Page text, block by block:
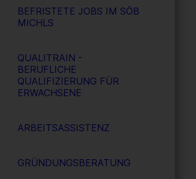
BEFRISTETE JOBS IM SÖB
MICHLS
QUALITRAIN -
BERUFLICHE
QUALIFIZIERUNG FÜR
ERWACHSENE
ARBEITSASSISTENZ
GRÜNDUNGSBERATUNG